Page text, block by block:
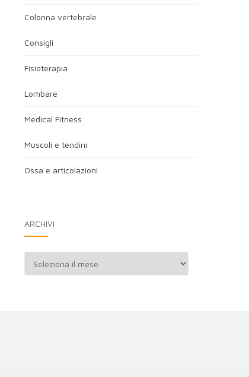
Colonna vertebrale
Consigli
Fisioterapia
Lombare
Medical Fitness
Muscoli e tendini
Ossa e articolazioni
ARCHIVI
Archivi